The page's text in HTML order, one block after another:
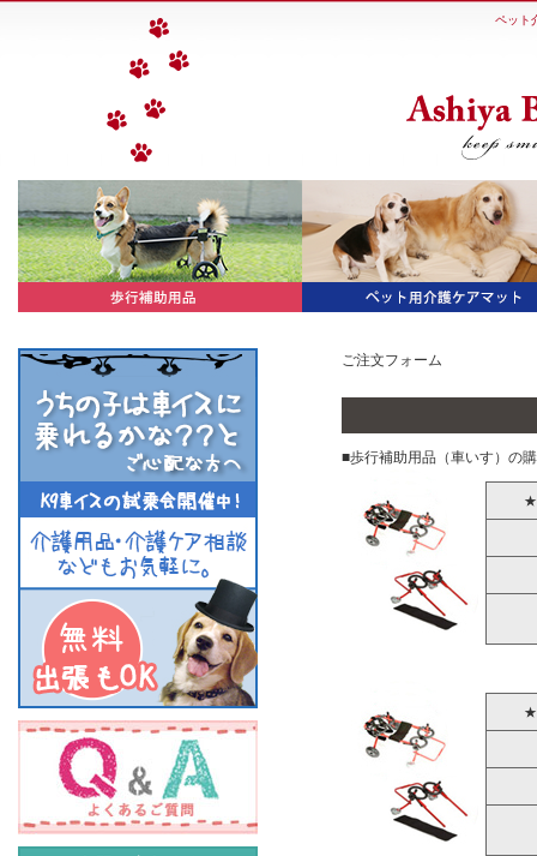
ペット
ご注文フォーム
■歩行補助用品（車いす）の
★
★